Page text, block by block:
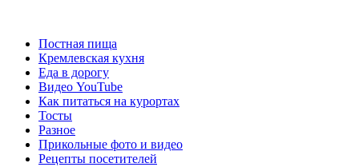
Постная пища
Кремлевская кухня
Еда в дорогу
Видео YouTube
Как питаться на курортах
Тосты
Разное
Прикольные фото и видео
Рецепты посетителей